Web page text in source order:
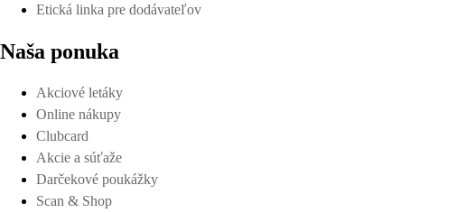
Etická linka pre dodávateľov
Naša ponuka
Akciové letáky
Online nákupy
Clubcard
Akcie a súťaže
Darčekové poukážky
Scan & Shop